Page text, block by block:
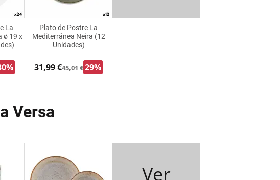
La
ø 19 x
Plato de Postre La
Mediterránea Neira (12
Unidades)
31,99 €45,01 €29%
Versa
Ver